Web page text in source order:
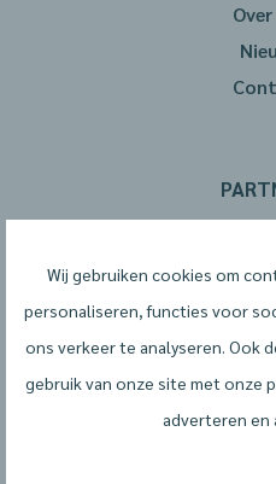
Wij gebruiken cookies om
personaliseren, functies voor
ons verkeer te analyseren. Ook
gebruik van onze site met onze
adverteren en